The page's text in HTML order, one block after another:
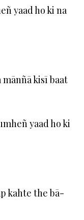
yaad ho ki na
mānñā kisī baat
yaad ho ki
kahte the bā-